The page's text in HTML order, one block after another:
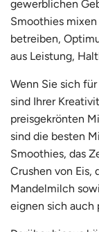
gewerblichen
Smoothies
betreiben,
aus Leistung,
Wenn Sie sich
sind Ihrer
preisgekrönten
sind die besten
Smoothies, das
Crushen von Eis,
Mandelmilch
eignen sich auch